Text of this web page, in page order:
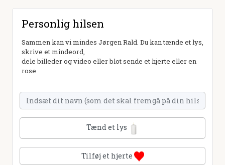
Personlig hilsen
Sammen kan vi mindes Jørgen Rald. Du kan tænde et lys,
skrive et mindeord,
dele billeder og video eller blot sende et hjerte eller en
rose
Tænd et lys
Tilføj et hjerte